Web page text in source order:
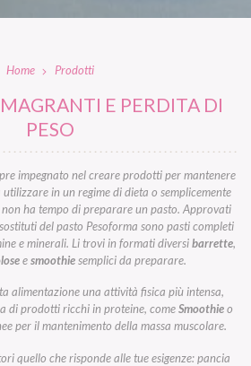
Home Prodotti
E PERDITA DI
PESO
impegnato nel creare prodotti per mantenere
in un regime di dieta o semplicemente
ha tempo di preparare un pasto. Approvati
del pasto Pesoforma sono pasti completi
e minerali. Li trovi in formati diversibarrette,
esmoothiesemplici da preparare.
alimentazione una attività fisica più intensa,
di prodotti ricchi in proteine, comeSmoothieo
per il mantenimento della massa muscolare.
quello che risponde alle tue esigenze: pancia